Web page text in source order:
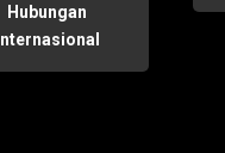
Hubungan
Internasional